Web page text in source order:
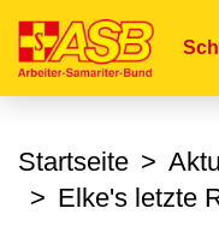
Startseite
Elke's letzte